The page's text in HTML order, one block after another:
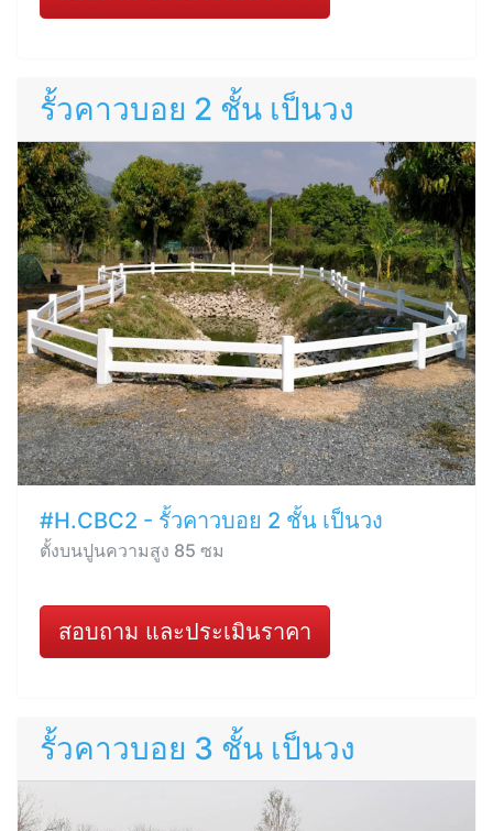
รั้วคาวบอย 2 ชั้น เป็นวง
#H.CBC2 - รั้วคาวบอย 2 ชั้น เป็นวง
ตั้งบนปูนความสูง 85 ซม
สอบถาม และประเมินราคา
รั้วคาวบอย 3 ชั้น เป็นวง